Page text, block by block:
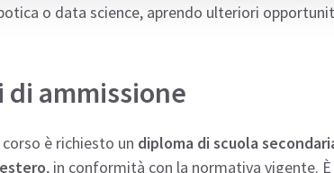
o data science, aprendo ulteriori
di ammissione
corso è richiesto un diploma di scuola
, in conformità con la normativa vigente.